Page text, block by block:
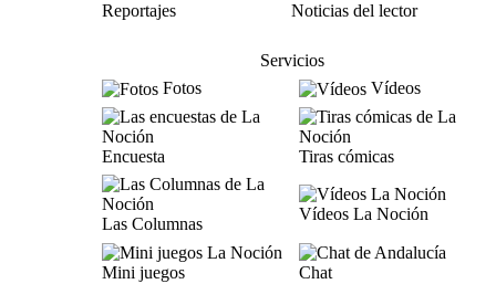
Reportajes
Noticias del lector
Servicios
Fotos
Vídeos
Encuesta Tiras cómicas
Las Columnas
Vídeos La Noción
Mini juegos
Chat